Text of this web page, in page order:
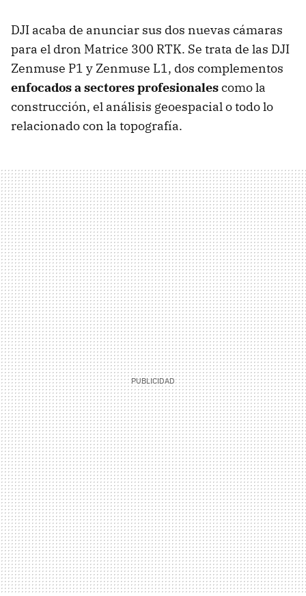
DJI acaba de anunciar sus dos nuevas cámaras
para el dron Matrice 300 RTK. Se trata de las DJI
Zenmuse P1 y Zenmuse L1, dos complementos
enfocados a sectores profesionalescomo la
construcción, el análisis geoespacial o todo lo
relacionado con la topografía.